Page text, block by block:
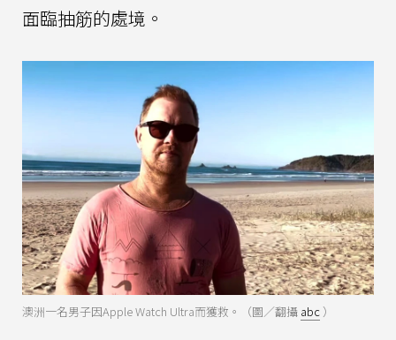
面臨抽筋的處境。
澳洲一名男子因Apple Watch Ultra而獲救。（圖／翻攝 abc ）